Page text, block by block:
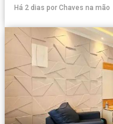
Há 2 dias por Chaves na mão